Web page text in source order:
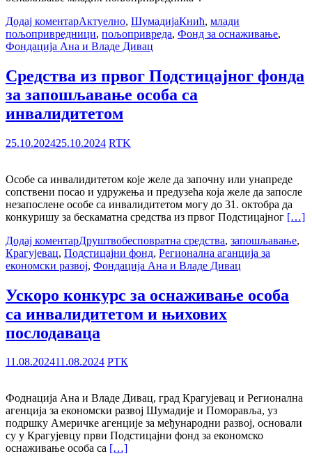
Додај коментарАктуелно, ШумадијаКнић, млади
пољопривредници, пољопривреда, Фонд за оснаживање,
Фондација Ана и Владе Дивац
Средства из првог Подстицајног фонда
за запошљавање особа са
инвалидитетом
25.10.202425.10.2024 RTK
Особе са инвалидитетом које желе да започну или унапреде
сопствени посао и удружења и предузећа која желе да запосле
незапослене особе са инвалидитетом могу до 31. октобра да
конкуришу за бескаматна средства из првог Подстицајног […]
Додај коментарДруштвобесповратна средства, запошљавање,
Крагујевац, Подстицајни фонд, Регионална аганција за
економски развој, Фондација Ана и Владе Дивац
Ускоро конкурс за оснаживање особа
са инвалидитетом и њихових
послодаваца
11.08.202411.08.2024 РТК
Фоднација Ана и Владе Дивац, град Крагујевац и Регионална
агенција за економски развој Шумадије и Поморавља, уз
подршку Америчке агенције за међународни развој, основали
су у Крагујевцу први Подстицајни фонд за економско
оснаживање особа са […]